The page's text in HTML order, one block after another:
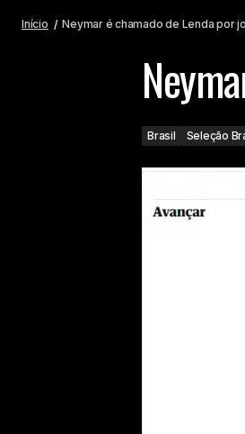
Início Neymar é chamado de Lenda por
Brasil Seleção